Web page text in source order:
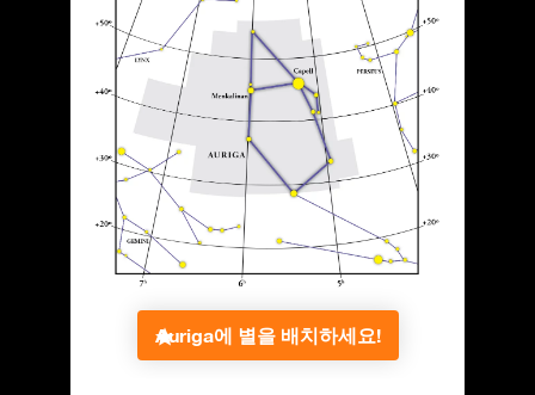
Auriga에 별을 배치하세요!